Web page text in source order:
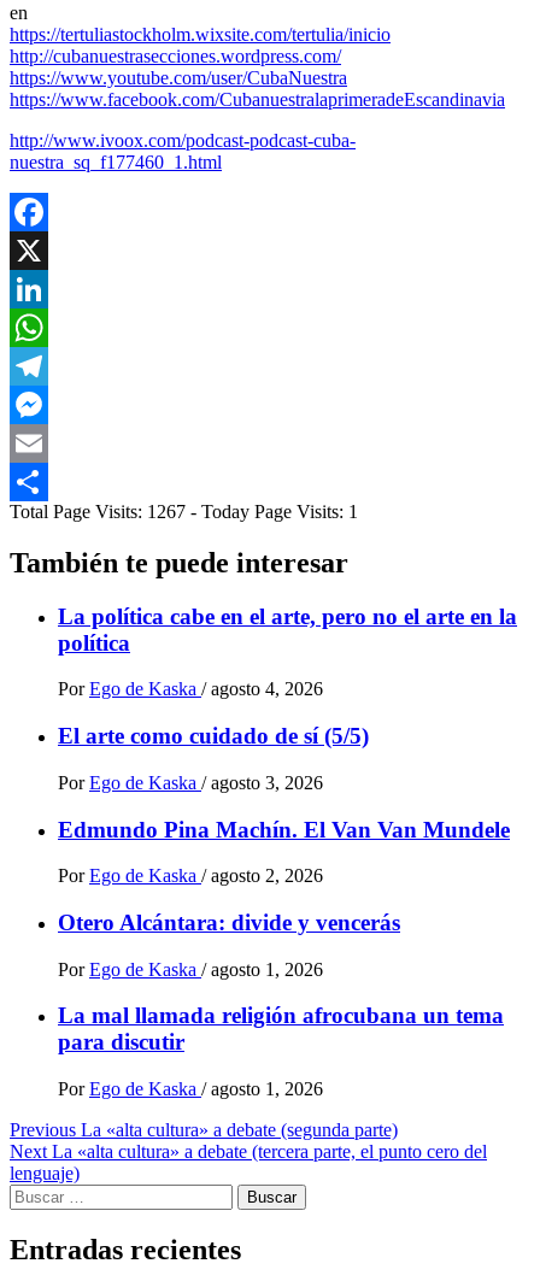
en
https://tertuliastockholm.wixsite.com/tertulia/inicio
http://cubanuestrasecciones.wordpress.com/
https://www.youtube.com/user/CubaNuestra
https://www.facebook.com/CubanuestralaprimeradeEscandinavia
http://www.ivoox.com/podcast-podcast-cuba-
nuestra_sq_f177460_1.html
Facebook
X
LinkedIn
WhatsApp
Telegram
Messenger
Email
Compartir
Total Page Visits: 1267 - Today Page Visits: 1
También te puede interesar
La política cabe en el arte, pero no el arte en la
política
Por Ego de Kaska / agosto 4, 2026
El arte como cuidado de sí (5/5)
Por Ego de Kaska / agosto 3, 2026
Edmundo Pina Machín. El Van Van Mundele
Por Ego de Kaska / agosto 2, 2026
Otero Alcántara: divide y vencerás
Por Ego de Kaska / agosto 1, 2026
La mal llamada religión afrocubana un tema
para discutir
Por Ego de Kaska / agosto 1, 2026
Post
navigation
Previous La «alta cultura» a debate (segunda parte)
Next La «alta cultura» a debate (tercera parte, el punto cero del
lenguaje)
Buscar:
Entradas recientes